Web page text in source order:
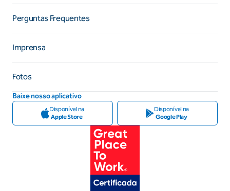
Perguntas Frequentes
Imprensa
Fotos
Baixe nosso aplicativo
Disponível na
Apple Store
Disponível na
Google Play